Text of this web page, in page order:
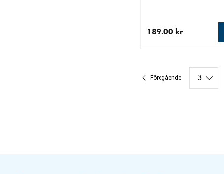
189.00 kr
Föregående